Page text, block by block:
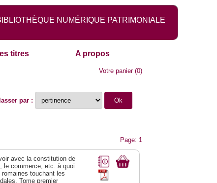
NUMÉRIQUE PATRIMONIALE
titres A propos
Votre panier(0)
par :
Page: 1
avec la constitution de
le commerce, etc. à quoi
touchant les
Tome premier